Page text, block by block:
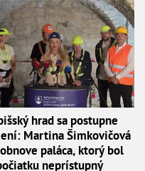
hrad sa postupne
Martina Šimkovičová
paláca, ktorý bol
neprístupný